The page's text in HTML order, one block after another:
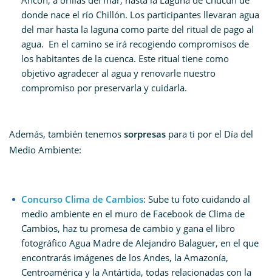
donde nace el río Chillón. Los participantes llevaran agua
del mar hasta la laguna como parte del ritual de pago al
agua. En el camino se irá recogiendo compromisos de
los habitantes de la cuenca. Este ritual tiene como
objetivo agradecer al agua y renovarle nuestro
compromiso por preservarla y cuidarla.
Además, también tenemos sorpresas para ti por el Día del
Medio Ambiente:
Concurso Clima de Cambios: Sube tu foto cuidando al
medio ambiente en el muro de Facebook de Clima de
Cambios, haz tu promesa de cambio y gana el libro
fotográfico Agua Madre de Alejandro Balaguer, en el que
encontrarás imágenes de los Andes, la Amazonía,
Centroamérica y la Antártida, todas relacionadas con la